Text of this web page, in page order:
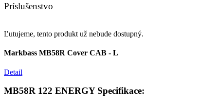
Príslušenstvo
Ľutujeme, tento produkt už nebude dostupný.
Markbass MB58R Cover CAB - L
Detail
MB58R 122 ENERGY Specifikace: